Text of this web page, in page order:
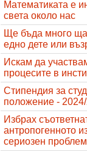
Математиката е
света около нас
Ще бъда много
едно дете или
Искам да
процесите в
Стипендия за
положение - 2024/
Избрах
антропогенното
сериозен проблем